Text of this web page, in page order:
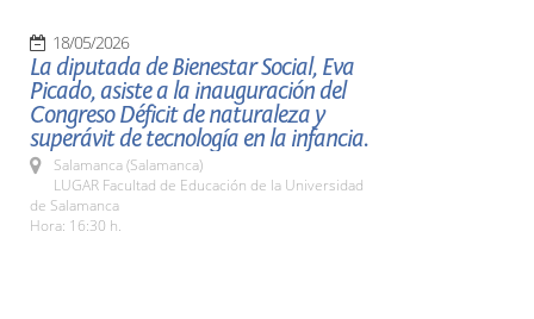
18/05/2026
La diputada de Bienestar Social, Eva
Picado, asiste a la inauguración del
Congreso Déficit de naturaleza y
superávit de tecnología en la infancia.
Salamanca (Salamanca)
LUGAR Facultad de Educación de la Universidad
de Salamanca
Hora: 16:30 h.